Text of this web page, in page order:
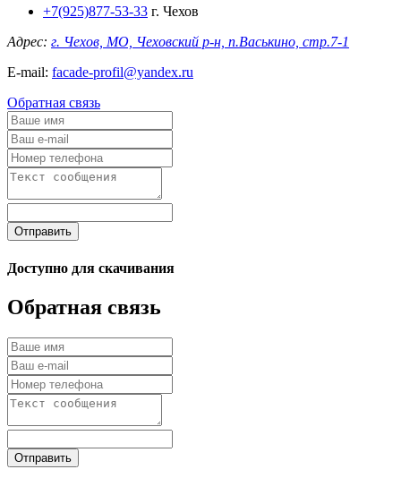
+7(925)877-53-33 г. Чехов
Адрес: г. Чехов, МО, Чеховский р-н, п.Васькино, стр.7-1
E-mail: facade-profil@yandex.ru
Обратная связь
Отправить
Доступно для скачивания
Обратная связь
Отправить